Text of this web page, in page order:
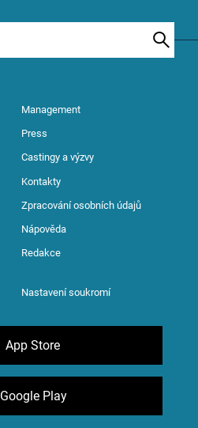
Management
Press
Castingy a výzvy
Kontakty
Zpracování osobních údajů
Nápověda
Redakce
Nastavení soukromí
App Store
Google Play